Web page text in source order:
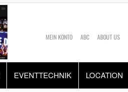
MEIN KONTO ABC ABOUT US
EVENTTECHNIK LOCATION